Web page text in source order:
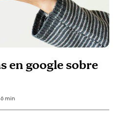
en google sobre
min